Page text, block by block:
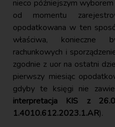
nieco późniejszym
od momentu
opodatkowana w ten
właściwa, konieczne
rachunkowych i
zgodnie z uor na ostatni
pierwszy miesiąc
gdyby te księgi nie
interpretacja KIS z
1.4010.612.2023.1.AR).